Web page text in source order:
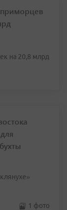
на 20,8 млрд
1 фото